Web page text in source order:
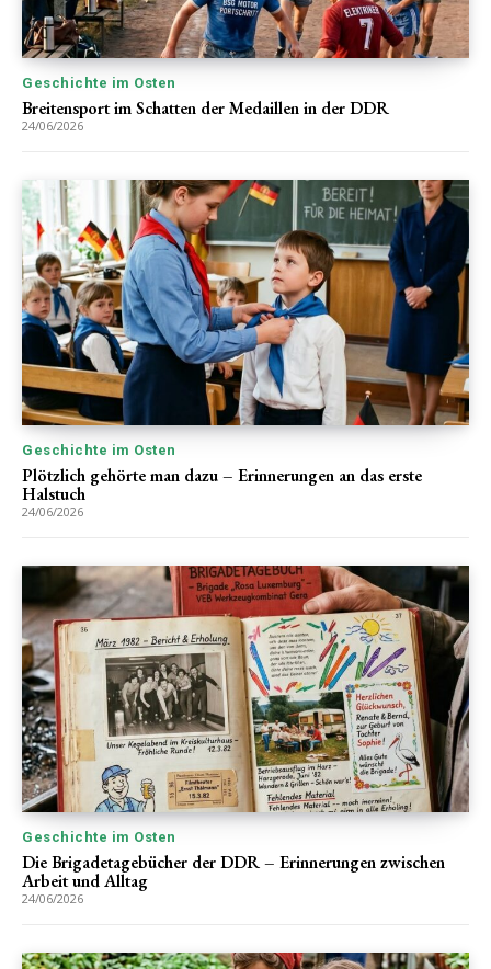
Geschichte im Osten
Breitensport im Schatten der Medaillen in der DDR
24/06/2026
Geschichte im Osten
Plötzlich gehörte man dazu – Erinnerungen an das erste
Halstuch
24/06/2026
Geschichte im Osten
Die Brigadetagebücher der DDR – Erinnerungen zwischen
Arbeit und Alltag
24/06/2026